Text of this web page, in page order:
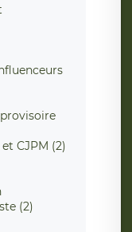
CJPM (2)
(2)